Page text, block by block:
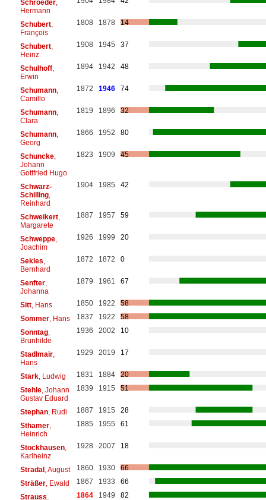
Schroeder,
Hermann
Schubert,
François
1808 1878 14
Schubert,
Heinz
1908 1945 37
Schulhoff,
Erwin
1894 1942 48
Schumann,
Camillo
1872 1946 74
Schumann,
Clara
1819 1896 32
Schumann,
Georg
1866 1952 80
Schuncke,
Johann
Gottfried Hugo
1823 1909 45
Schwarz-
Schilling,
Reinhard
1904 1985 42
Schweikert,
Margarete
1887 1957 59
Schweppe,
Joachim
1926 1999 20
Sekles
Bernhard
1872 1872 0
Senfter,
Johanna
1879 1961 67
Sitt, Hans 1850 1922
58
Sommer, Hans 1837 1922
58
Sonntag,
Brunhilde
1936 2002 10
Stadlmair,
Hans
1929 2019 17
Stark, Ludwig 1831 1884
20
Stehle, Johann
Gustav Eduard
1839 1915 51
Stephan, Rudi 1887 1915
28
Sthamer,
Heinrich
1885 1955 61
Stockhausen,
Karlheinz
1928 2007 18
Stradal, August 1860 1930
66
Sträßer, Ewald 1867 1933
66
Strauss
1864 1949 82